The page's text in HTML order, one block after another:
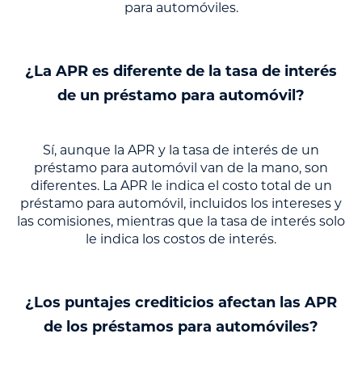
para automóviles.
¿La APR es diferente de la tasa de interés
de un préstamo para automóvil?
Sí, aunque la APR y la tasa de interés de un
préstamo para automóvil van de la mano, son
diferentes. La APR le indica el costo total de un
préstamo para automóvil, incluidos los intereses y
las comisiones, mientras que la tasa de interés solo
le indica los costos de interés.
¿Los puntajes crediticios afectan las APR
de los préstamos para automóviles?